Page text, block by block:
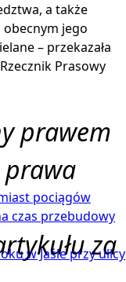
a także
jego
– przekazała
Prasowy
prawem
prawa
za
pociągów
czas przebudowy
w Jaśle przy ulicy